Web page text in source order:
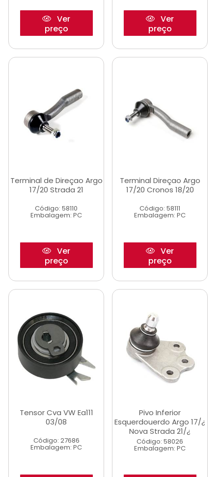
Ver
preço
Ver
preço
Terminal de Direçao Argo
17/20 Strada 21
Código: 58110
Embalagem: PC
Ver
preço
Terminal Direçao Argo
17/20 Cronos 18/20
Código: 58111
Embalagem: PC
Ver
preço
Tensor Cva VW Ea111
03/08
Código: 27686
Embalagem: PC
Pivo Inferior
Esquerdouerdo Argo 17/¿
Nova Strada 21/¿
Código: 58026
Embalagem: PC